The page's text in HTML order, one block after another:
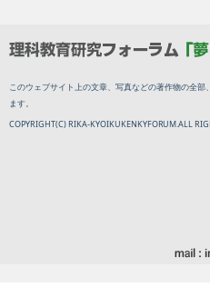
このウェブサイト上の文章、写真などの著作物の全
ます。
COPYRIGHT(C) RIKA-KYOIKUKENKYFORUM.ALL